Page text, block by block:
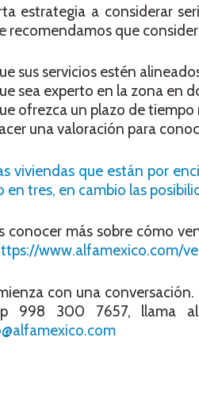
estrategia a considerar
recomendamos que
sus servicios estén
sea experto en la zona en
ofrezca un plazo de tiempo
una valoración para
viviendas que están por
en tres, en cambio las
conocer más sobre cómo
www.alfamexico.com/
con una
998 300 7657, llama